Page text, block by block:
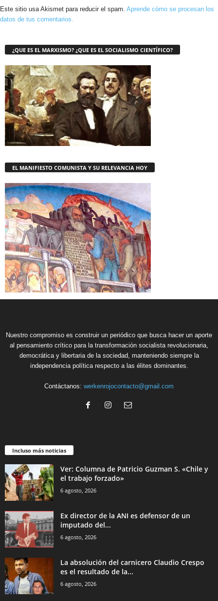
Este sitio usa Akismet para reducir el spam. Aprende cómo se procesan los
datos de tus comentarios.
¿QUE ES EL MARXISMO? ¿QUE ES EL SOCIALISMO CIENTÍFICO?
EL MANIFIESTO COMUNISTA Y SU RELEVANCIA HOY
Nuestro compromiso es construir un periódico que busca hacer un aporte
al pensamiento crítico para la transformación socialista revolucionaria,
democrática y libertaria de la sociedad, manteniendo siempre la
independencia política respecto a las élites dominantes.
Contáctanos: werkenrojocontacto@gmail.com
Incluso más noticias
Ver: Columna de Patricio Guzman S. «Chile y
el trabajo forzado»
6 agosto, 2026
Ex director de la ANI es defensor de un
imputado del...
6 agosto, 2026
La absolución del carnicero Claudio Crespo
es el resultado de la...
6 agosto, 2026